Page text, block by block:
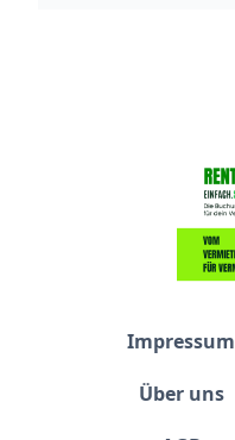
Impressum
Über uns